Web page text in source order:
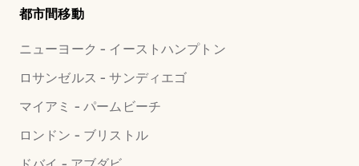
都市間移動
ニューヨーク - イーストハンプトン
ロサンゼルス - サンディエゴ
マイアミ - パームビーチ
ロンドン - ブリストル